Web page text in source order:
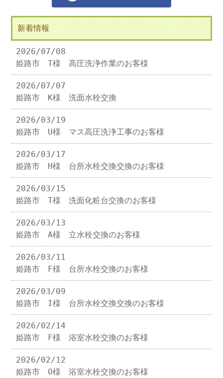
新着情報
2026/07/08
姫路市 T様 高圧洗浄作業のお客様
2026/07/07
姫路市 K様 洗面水栓交換
2026/03/19
姫路市 U様 マス高圧洗浄工事のお客様
2026/03/17
姫路市 H様 台所水栓交換交換のお客様
2026/03/15
姫路市 T様 洗面化粧台交換のお客様
2026/03/13
姫路市 A様 立水栓交換のお客様
2026/03/11
姫路市 F様 台所水栓交換のお客様
2026/03/09
姫路市 I様 台所水栓交換交換のお客様
2026/02/14
姫路市 F様 浴室水栓交換のお客様
2026/02/12
姫路市 O様 浴室水栓交換のお客様